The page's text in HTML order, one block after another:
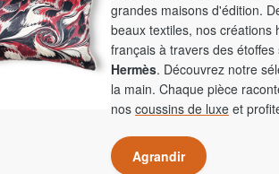
grandes maisons d'édition.
beaux textiles, nos
français à travers des étoffes
Hermès. Découvrez notre
la main. Chaque pièce
nos coussins de luxe et
Agrandir